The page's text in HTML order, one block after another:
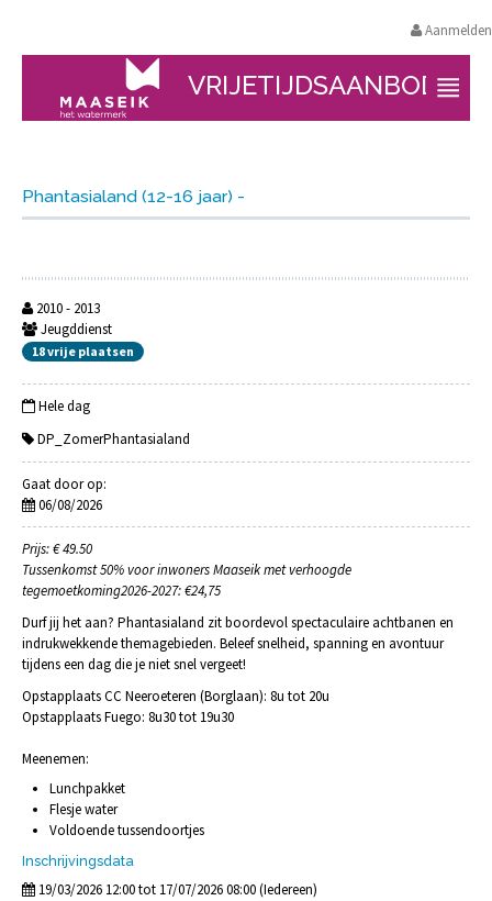
Aanmelden
VRIJETIJDSAANBOD
Phantasialand (12-16 jaar) -
2010 - 2013
Jeugddienst
18 vrije plaatsen
Hele dag
DP_ZomerPhantasialand
Gaat door op:
06/08/2026
Prijs: € 49.50
Tussenkomst 50% voor inwoners Maaseik met verhoogde
tegemoetkoming2026-2027: €24,75
Durf jij het aan? Phantasialand zit boordevol spectaculaire achtbanen en
indrukwekkende themagebieden. Beleef snelheid, spanning en avontuur
tijdens een dag die je niet snel vergeet!
Opstapplaats CC Neeroeteren (Borglaan): 8u tot 20u
Opstapplaats Fuego: 8u30 tot 19u30
Meenemen:
Lunchpakket
Flesje water
Voldoende tussendoortjes
Inschrijvingsdata
19/03/2026 12:00 tot 17/07/2026 08:00 (Iedereen)